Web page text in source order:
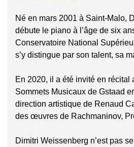
Né en mars 2001 à Saint-Malo,
débute le piano à l’âge de six
Conservatoire National
s’y distingue par son talent, sa
En 2020, il a été invité en récital
Sommets Musicaux de Gstaad
direction artistique de Renaud
des œuvres de Rachmaninov,
Dimitri Weissenberg n’est pas